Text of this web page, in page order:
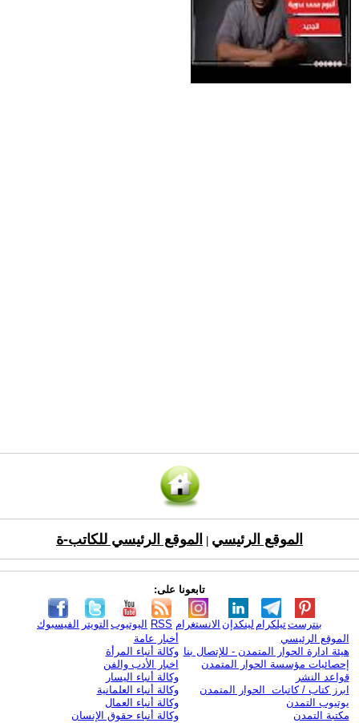
الموقع الرئيسي الموقع الرئيسي للكاتب-ة
تابعونا على:
الفيسبوك التويتر اليوتيوب RSS الانستغرام لينكدإن تيلكرامبنترست
الموقع الرئيسي
هيئة ادارة الحوار المتمدن - للإتصال بنا
إحصائيات مؤسسة الحوار المتمدن
قواعد النشر
ابرز كتاب / كاتبات الحوار المتمدن
يوتيوب التمدن
مكتبة التمدن
أخبار عامة
وكالة أنباء المرأة
اخبار الأدب والفن
وكالة أنباء اليسار
وكالة أنباء العلمانية
وكالة أنباء العمال
وكالة أنباء حقوق الإنسان